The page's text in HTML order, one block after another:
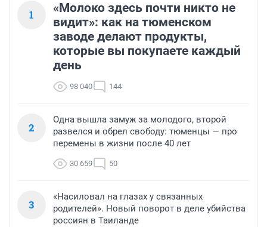
1
«Молоко здесь почти никто не
видит»: как на тюменском
заводе делают продукты,
которые вы покупаете каждый
день
98 040 144
2
Одна вышла замуж за молодого, второй
развелся и обрел свободу: тюменцы — про
перемены в жизни после 40 лет
30 659 50
3
«Насиловал на глазах у связанных
родителей». Новый поворот в деле убийства
россиян в Таиланде